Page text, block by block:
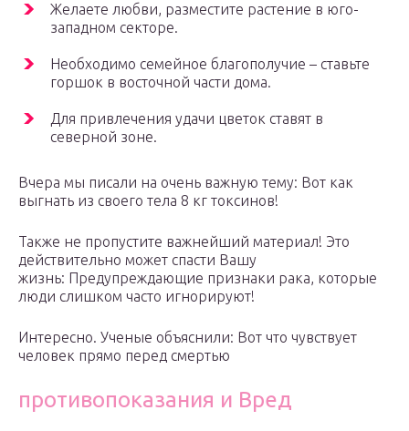
Желаете любви, разместите растение в юго-
западном секторе.
Необходимо семейное благополучие – ставьте
горшок в восточной части дома.
Для привлечения удачи цветок ставят в
северной зоне.
Вчера мы писали на очень важную тему: Вот как
выгнать из своего тела 8 кг токсинов!
Также не пропустите важнейший материал! Это
действительно может спасти Вашу
жизнь: Предупреждающие признаки рака, которые
люди слишком часто игнорируют!
Интересно. Ученые объяснили: Вот что чувствует
человек прямо перед смертью
противопоказания и Вред